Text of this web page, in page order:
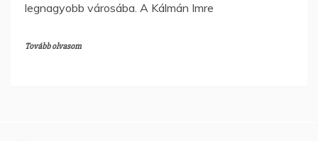
legnagyobb városába. A Kálmán Imre
Tovább olvasom